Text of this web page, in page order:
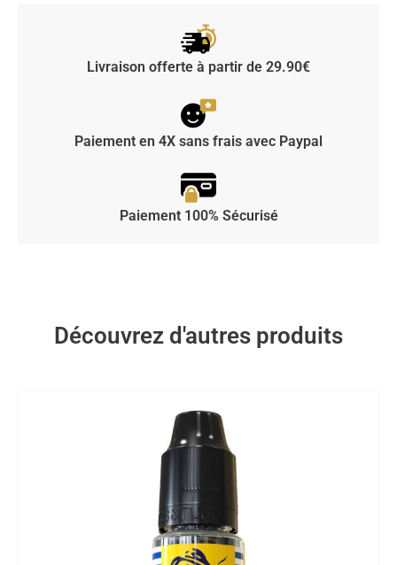
Livraison offerte à partir de 29.90€
Paiement en 4X sans frais avec Paypal
Paiement 100% Sécurisé
Découvrez d'autres produits